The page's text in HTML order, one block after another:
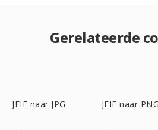
Gerelateerde
JFIF naar JPG JFIF naar PNG